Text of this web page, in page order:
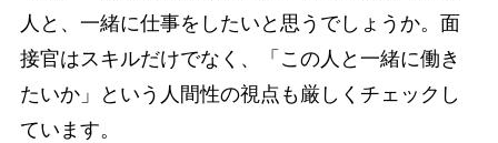
人と、一緒に仕事をしたいと思うでしょうか。面
接官はスキルだけでなく、「この人と一緒に働き
たいか」という人間性の視点も厳しくチェックし
ています。